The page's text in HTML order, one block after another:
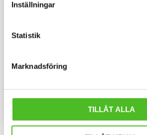
Inställningar
Statistik
Marknadsföring
TILLÅT ALLA
Keps i flera olika färger med ett
159SEK
Lägg till i favoriter